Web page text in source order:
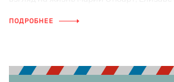
Море и его семье, рассказанной от лица
ПОДРОБНЕЕ